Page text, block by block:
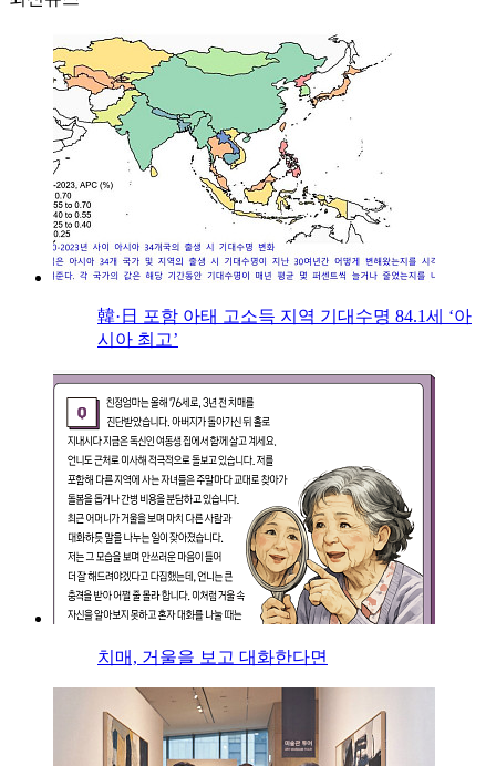
韓·日 포함 아태 고소득 지역 기대수명 84.1세 ‘아
시아 최고’
치매, 거울을 보고 대화한다면